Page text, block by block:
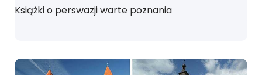
Książki o perswazji warte poznania